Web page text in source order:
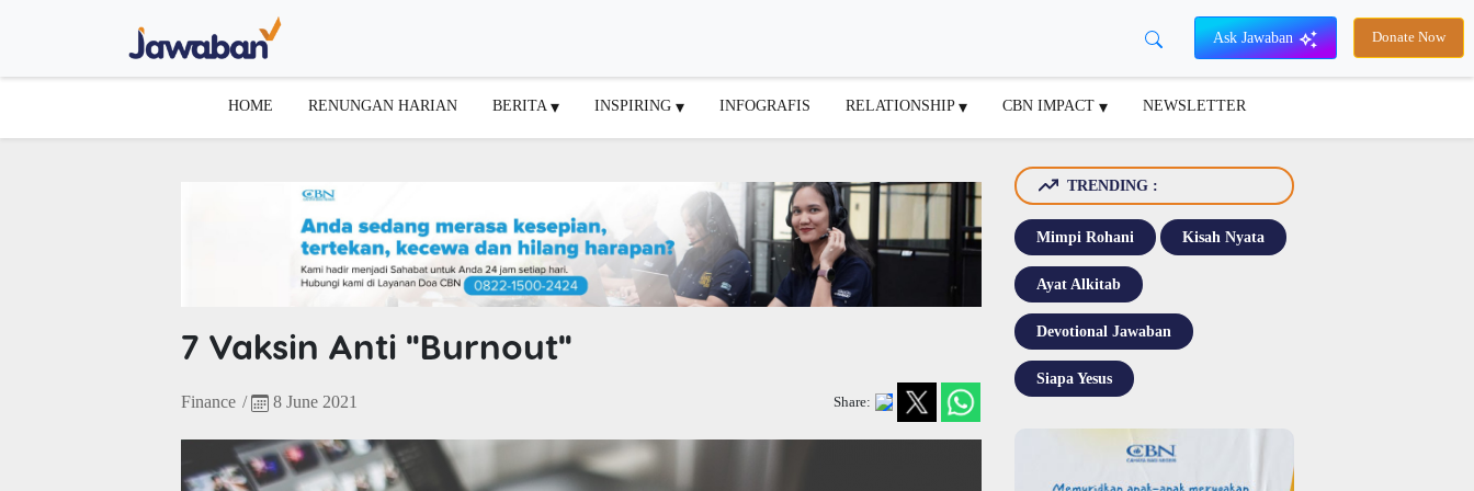
Ask Jawaban Donate Now
HOME RENUNGAN HARIAN BERITA INSPIRING INFOGRAFIS RELATIONSHIP CBN IMPACT NEWSLETTER
7 Vaksin Anti "Burnout"
Finance / 8 June 2021 Share:
TRENDING :
Mimpi Rohani Kisah Nyata
Ayat Alkitab
Devotional Jawaban
Siapa Yesus